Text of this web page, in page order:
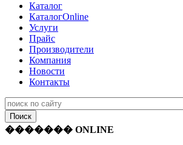
Каталог
КаталогOnline
Услуги
Прайс
Производители
Компания
Новости
Контакты
������� ONLINE